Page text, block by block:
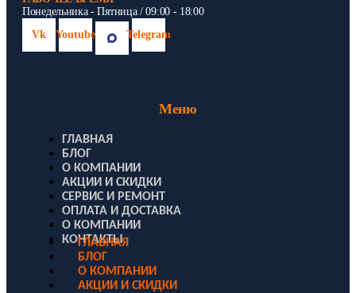
Понедельника - Пятница / 09:00 - 18:00
Vk
Youtube Telegram
Меню
ГЛАВНАЯ
БЛОГ
О КОМПАНИИ
АКЦИИ И СКИДКИ
СЕРВИС И РЕМОНТ
ОПЛАТА И ДОСТАВКА
О КОМПАНИИ
КОНТАКТЫ
ГЛАВНАЯ
БЛОГ
О КОМПАНИИ
АКЦИИ И СКИДКИ